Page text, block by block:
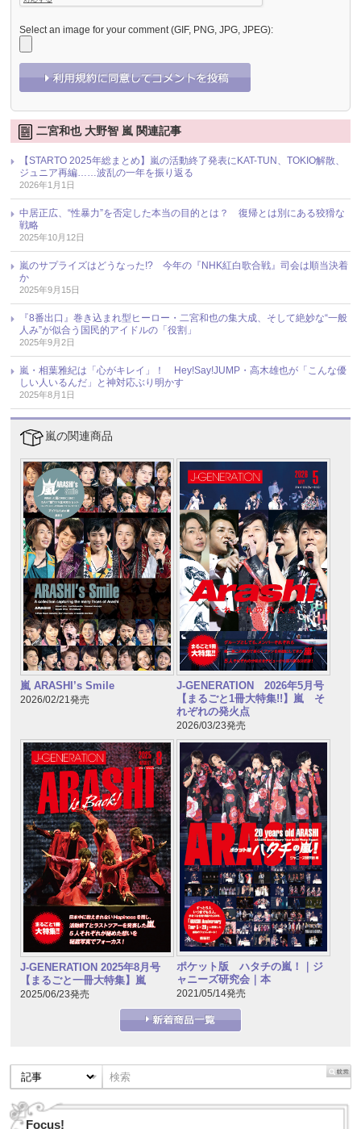
Select an image for your comment (GIF, PNG, JPG, JPEG):
二宮和也 大野智 嵐 関連記事
【STARTO 2025年総まとめ】嵐の活動終了発表にKAT-TUN、TOKIO解散、
ジュニア再編……波乱の一年を振り返る
2026年1月1日
中居正広、“性暴力”を否定した本当の目的とは？ 復帰とは別にある狡猾な
戦略
2025年10月12日
嵐のサプライズはどうなった!? 今年の『NHK紅白歌合戦』司会は順当決着
か
2025年9月15日
『8番出口』巻き込まれ型ヒーロー・二宮和也の集大成、そして絶妙な“一般
人み”が似合う国民的アイドルの「役割」
2025年9月2日
嵐・相葉雅紀は「心がキレイ」！ Hey!Say!JUMP・高木雄也が「こんな優
しい人いるんだ」と神対応ぶり明かす
2025年8月1日
嵐の関連商品
嵐 ARASHI’s Smile
2026/02/21発売
J-GENERATION 2026年5月号
【まるごと1冊大特集!!】嵐 そ
れぞれの発火点
2026/03/23発売
J-GENERATION 2025年8月号
【まるごと一冊大特集】嵐
2025/06/23発売
ポケット版 ハタチの嵐！｜ジ
ャニーズ研究会｜本
2021/05/14発売
Focus!